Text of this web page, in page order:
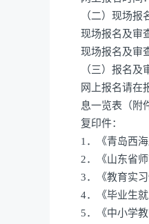
（二）现场报
现场报名及审
现场报名及审
（三）报名及
网上报名请在
息一览表（附
复印件：
1．《青岛西
2．《山东省
3．《教育实
4．《毕业生就
5．《中小学